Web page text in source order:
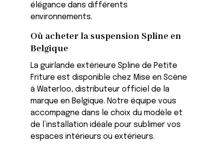
élégance dans différents
environnements.
Où acheter la suspension Spline en
Belgique
La guirlande extérieure Spline de Petite
Friture est disponible chez Mise en Scène
à Waterloo, distributeur officiel de la
marque en Belgique. Notre équipe vous
accompagne dans le choix du modèle et
de l’installation idéale pour sublimer vos
espaces intérieurs ou extérieurs.